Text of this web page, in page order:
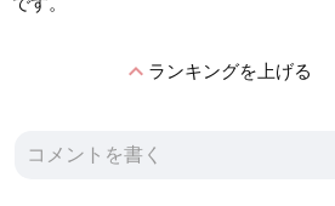
expand_lessランキングを上げる